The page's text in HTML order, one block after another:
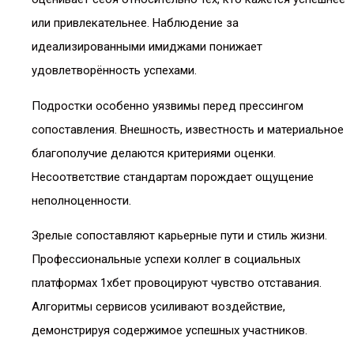
или привлекательнее. Наблюдение за
идеализированными имиджами понижает
удовлетворённость успехами.
Подростки особенно уязвимы перед прессингом
сопоставления. Внешность, известность и материальное
благополучие делаются критериями оценки.
Несоответствие стандартам порождает ощущение
неполноценности.
Зрелые сопоставляют карьерные пути и стиль жизни.
Профессиональные успехи коллег в социальных
платформах 1хбет провоцируют чувство отставания.
Алгоритмы сервисов усиливают воздействие,
демонстрируя содержимое успешных участников.